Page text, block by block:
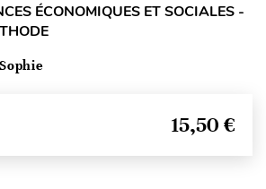
ÉCONOMIQUES ET SOCIALES -
15,50 €